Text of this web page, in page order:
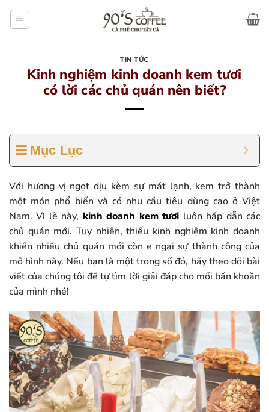
TIN TỨC
Kinh nghiệm kinh doanh kem tươi
có lời các chủ quán nên biết?
Mục Lục
Với hương vị ngọt dịu kèm sự mát lạnh, kem trở thành
một món phổ biến và có nhu cầu tiêu dùng cao ở Việt
Nam. Vì lẽ này, kinh doanh kem tươi luôn hấp dẫn các
chủ quán mới. Tuy nhiên, thiếu kinh nghiệm kinh doanh
khiến nhiều chủ quán mới còn e ngại sự thành công của
mô hình này. Nếu bạn là một trong số đó, hãy theo dõi bài
viết của chúng tôi để tự tìm lời giải đáp cho mối băn khoăn
của mình nhé!